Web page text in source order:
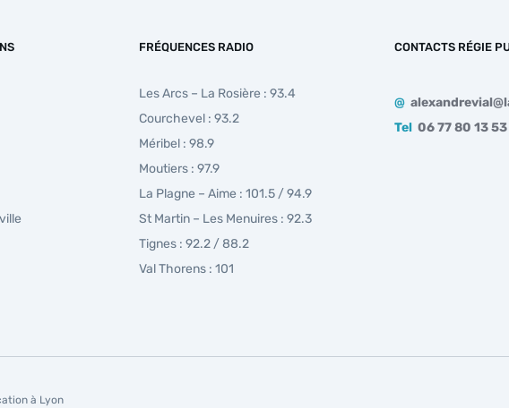
FRÉQUENCES RADIO
Les Arcs – La Rosière : 93.4
Courchevel : 93.2
Méribel : 98.9
Moutiers : 97.9
La Plagne – Aime : 101.5 / 94.9
St Martin – Les Menuires : 92.3
Tignes : 92.2 / 88.2
Val Thorens : 101
CONTACTS RÉGIE
@
Tel 06 77 80 13 53
à Lyon